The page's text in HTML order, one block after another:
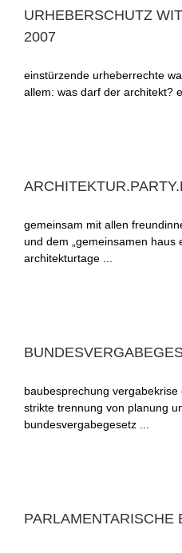
URHEBERSCHUTZ
2007
einstürzende urheberrechte
allem: was darf der architekt?
gemeinsam mit allen
und dem „gemeinsamen haus
architekturtage ...
baubesprechung
strikte trennung von planung
bundesvergabegesetz ...
PARLAMENTARISCHE